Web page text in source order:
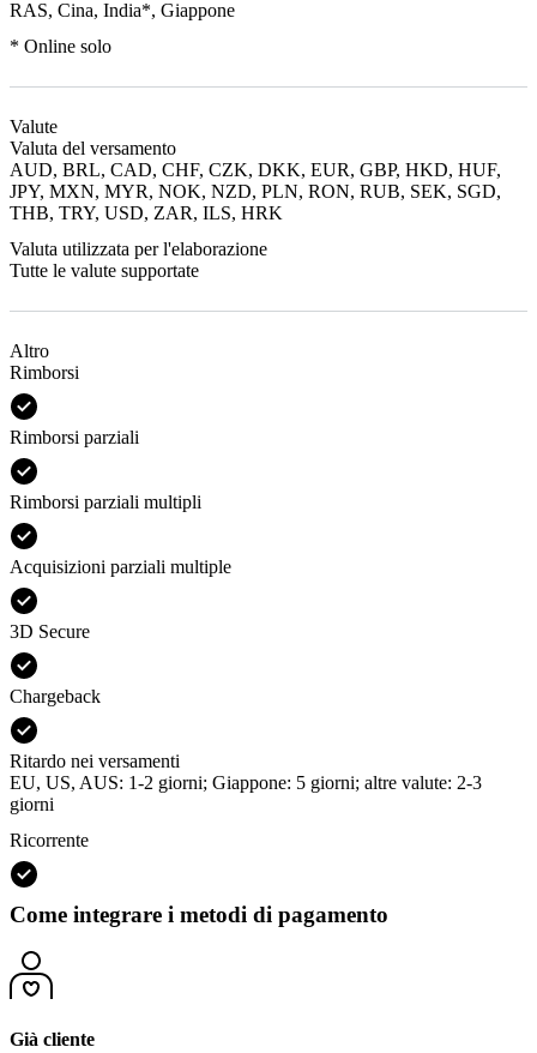
RAS, Cina, India*, Giappone
* Online solo
Valute
Valuta del versamento
AUD, BRL, CAD, CHF, CZK, DKK, EUR, GBP, HKD, HUF,
JPY, MXN, MYR, NOK, NZD, PLN, RON, RUB, SEK, SGD,
THB, TRY, USD, ZAR, ILS, HRK
Valuta utilizzata per l'elaborazione
Tutte le valute supportate
Altro
Rimborsi
Rimborsi parziali
Rimborsi parziali multipli
Acquisizioni parziali multiple
3D Secure
Chargeback
Ritardo nei versamenti
EU, US, AUS: 1-2 giorni; Giappone: 5 giorni; altre valute: 2-3
giorni
Ricorrente
Come integrare i metodi di pagamento
Già cliente